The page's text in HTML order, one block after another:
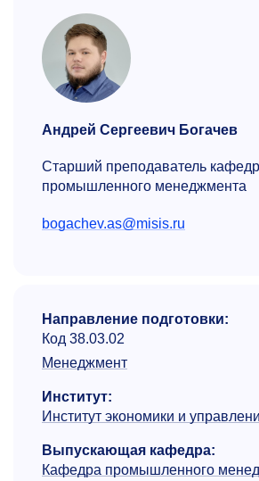
Андрей Сергеевич Богачев
Старший преподаватель
промышленного менеджмента
bogachev.as@misis.ru
Направление подготовки:
Код 38.03.02
Менеджмент
Институт:
Институт экономики и
Выпускающая кафедра:
Кафедра промышленного